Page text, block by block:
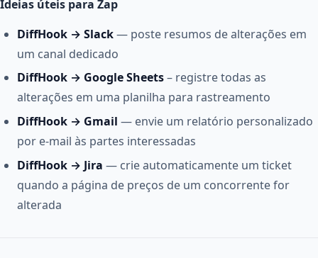
Ideias úteis para Zap
DiffHook → Slack— poste resumos de alterações em
um canal dedicado
DiffHook → Google Sheets– registre todas as
alterações em uma planilha para rastreamento
DiffHook → Gmail — envie um relatório personalizado
por e-mail às partes interessadas
DiffHook → Jira — crie automaticamente um ticket
quando a página de preços de um concorrente for
alterada